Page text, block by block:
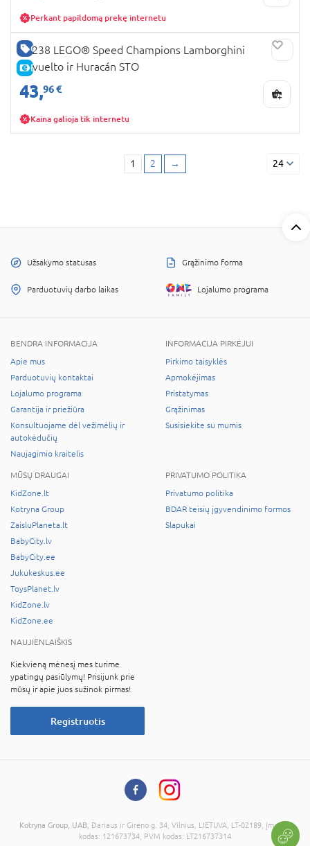
Perkant papildomą prekę internetu
GERA KAINA
E-KAINA
77238 LEGO® Speed Champions Lamborghini
Revuelto ir Huracán STO
43,96 €
Kaina galioja tik internetu
1 2 → 24
Užsakymo statusas Grąžinimo forma
Parduotuvių darbo laikas Lojalumo programa
BENDRA INFORMACIJA
Apie mus
Parduotuvių kontaktai
Lojalumo programa
Garantija ir priežiūra
Konsultuojame dėl vežimėlių ir
autokėdučių
Naujagimio kraitelis
INFORMACIJA PIRKĖJUI
Pirkimo taisyklės
Apmokėjimas
Pristatymas
Grąžinimas
Susisiekite su mumis
MŪSŲ DRAUGAI
KidZone.lt
Kotryna Group
ZaisluPlaneta.lt
BabyCity.lv
BabyCity.ee
Jukukeskus.ee
ToysPlanet.lv
KidZone.lv
KidZone.ee
PRIVATUMO POLITIKA
Privatumo politika
BDAR teisių įgyvendinimo formos
Slapukai
NAUJIENLAIŠKIS
Kiekvieną mėnesį mes turime
ypatingų pasiūlymų! Prisijunk prie
mūsų ir apie juos sužinok pirmas!
Registruotis
Kotryna Group, UAB , Dariaus ir Girėno g. 34, Vilnius, LIETUVA, LT-02189, Įmonės
kodas: 121673734, PVM kodas: LT216737314